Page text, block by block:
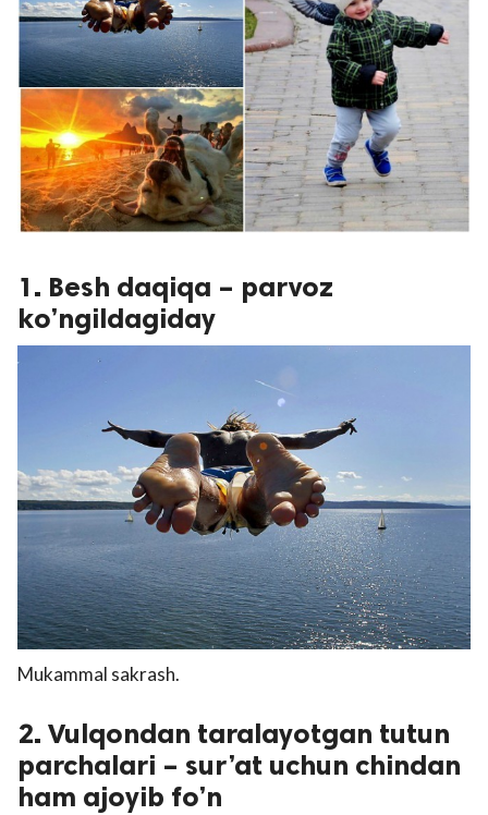
1. Besh daqiqa – parvoz
ko’ngildagiday
Mukammal sakrash.
2. Vulqondan taralayotgan tutun
parchalari – sur’at uchun chindan
ham ajoyib fo’n